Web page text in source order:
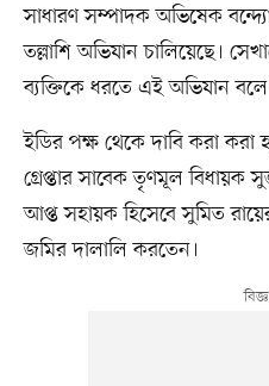
সাধারণ সম্পাদক অভিষেক
তল্লাশি অভিযান চালিয়েছে।
ব্যক্তিকে ধরতে এই অভিযান বলে
ইডির পক্ষ থেকে দাবি করা করা
গ্রেপ্তার সাবেক তৃণমূল বিধায়ক
আপ্ত সহায়ক হিসেবে সুমিত
জমির দালালি করতেন।